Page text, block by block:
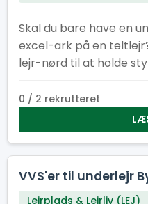
Skal du bare have en
excel-ark på en
lejr-nørd til at holde
0 / 2 rekrutteret
VVS'er til underlejr
Lejrplads & Lejrliv (LEJ)